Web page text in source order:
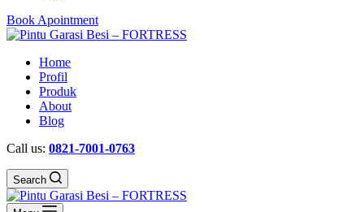
Book Apointment
Home
Profil
Produk
About
Blog
Call us: 0821-7001-0763
Search